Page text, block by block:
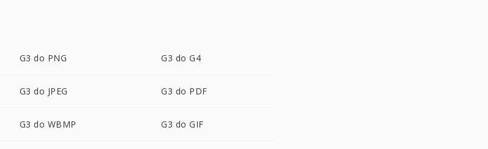
G3 do PNG G3 do G4
G3 do JPEG G3 do PDF
G3 do WBMP G3 do GIF